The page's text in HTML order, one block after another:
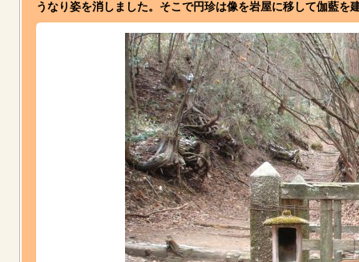
うなり姿を消しました。そこで円珍は像を岩屋に移して伽藍を